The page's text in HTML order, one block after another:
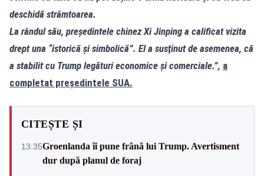
deschidă strâmtoarea.
La rândul său, preşedintele chinez Xi Jinping a calificat vizita
drept una “istorică şi simbolică”. El a susţinut de asemenea, că
a stabilit cu Trump legături economice şi comerciale.”, a
completat președintele SUA.
CITEȘTE ȘI
13:35Groenlanda îi pune frână lui Trump. Avertisment
dur după planul de foraj